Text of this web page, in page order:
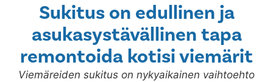
Sukitus on edullinen ja
asukasystävällinen tapa
remontoida kotisi viemärit
Viemäreiden sukitus on nykyaikainen vaihtoehto